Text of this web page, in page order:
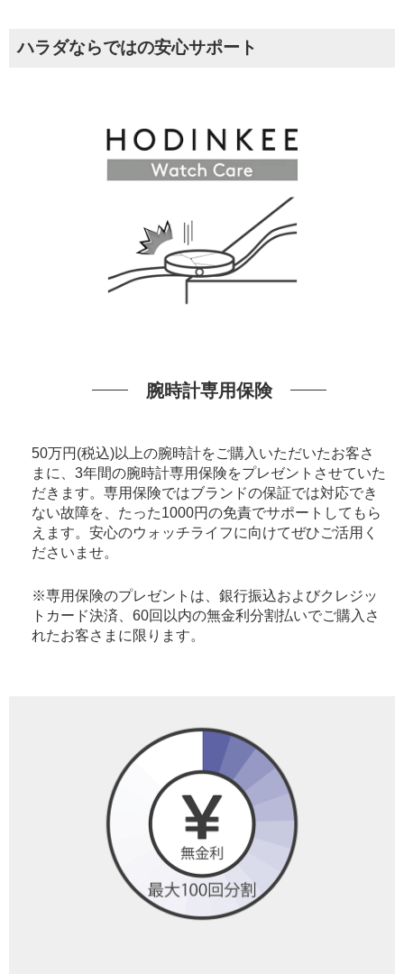
ハラダならではの安心サポート
腕時計専用保険
50万円(税込)以上の腕時計をご購入いただいたお客さ
まに、3年間の腕時計専用保険をプレゼントさせていた
だきます。専用保険ではブランドの保証では対応でき
ない故障を、たった1000円の免責でサポートしてもら
えます。安心のウォッチライフに向けてぜひご活用く
ださいませ。
※専用保険のプレゼントは、銀行振込およびクレジッ
トカード決済、60回以内の無金利分割払いでご購入さ
れたお客さまに限ります。